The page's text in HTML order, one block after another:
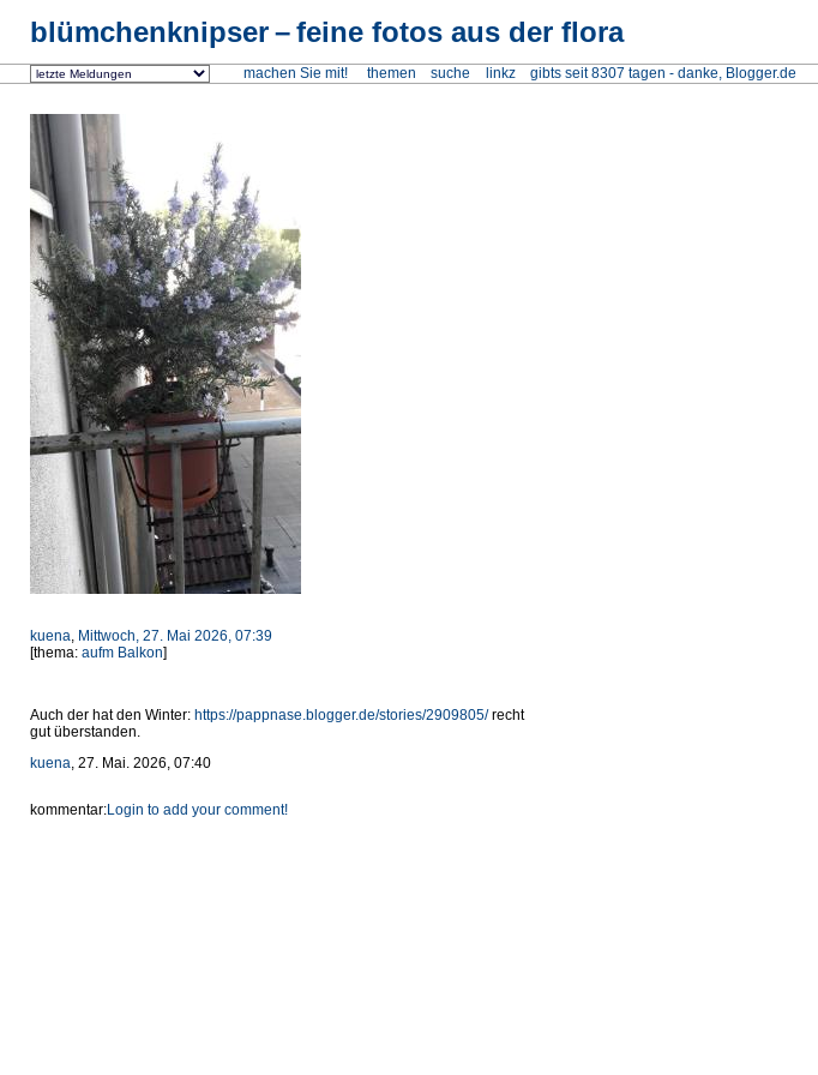
blümchenknipser feine fotos aus der flora
machen Sie mit! themen suche linkz gibts seit 8307 tagen - danke, Blogger.de
kuena, Mittwoch, 27. Mai 2026, 07:39
[thema: aufm Balkon]
Auch der hat den Winter: https://pappnase.blogger.de/stories/2909805/recht
gut überstanden.
kuena, 27. Mai. 2026, 07:40
kommentar:Login to add your comment!